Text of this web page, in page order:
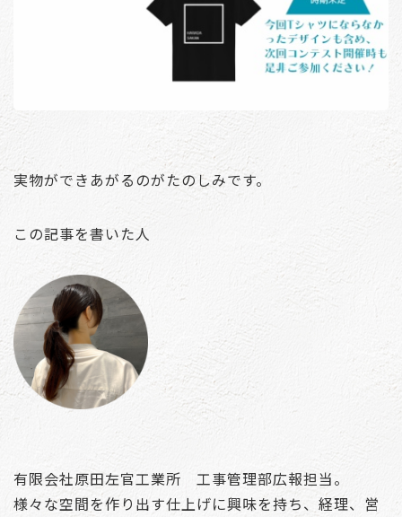
実物ができあがるのがたのしみです。
この記事を書いた人
有限会社原田左官工業所 工事管理部広報担当。
様々な空間を作り出す仕上げに興味を持ち、経理、営